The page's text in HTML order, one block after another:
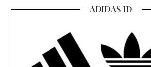
ADIDAS ID